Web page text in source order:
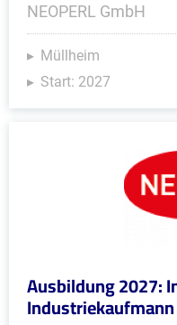
NEOPERL GmbH
Müllheim
Start: 2027
Ausbildung 2027: